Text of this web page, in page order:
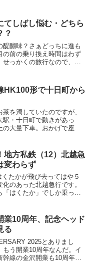
てしばし悩む・どちら
？
醍醐味？さぁどっちに進も
の前の乗り換え時間はわず
っかくの旅行なので、余
こは各駅停車では通ったこ
か、と。直近で通ったのは
した時でしたから（古
東進します。
HK100形で十日町から
を濁していたのですが、
駅・十日町で動きがあっ
の大量下車。おかげで座席
構各駅でぱらりぱらりと下
ょいとそこまで風のおじい
いスーツケースのお姉さ
地方私鉄（12）北越急
変わらず
たかが飛び去ってはや５
のあった北越急行です。
「はくたか」でしか乗った
います。
業10周年、記念ヘッド
る
2025とありまし
もう開業10周年なんだ。イ
幹線の金沢開業も10周年と